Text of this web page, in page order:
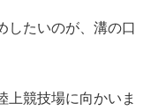
したいのが、溝の口
上競技場に向かいま